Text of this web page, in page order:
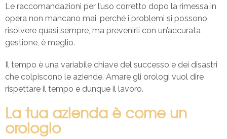
Le raccomandazioni per l’uso corretto dopo la rimessa in
opera non mancano mai, perché i problemi si possono
risolvere quasi sempre, ma prevenirli con un’accurata
gestione, è meglio.
Il tempo è una variabile chiave del successo e dei disastri
che colpiscono le aziende. Amare gli orologi vuol dire
rispettare il tempo e dunque il lavoro.
La tua azienda è come un
orologio